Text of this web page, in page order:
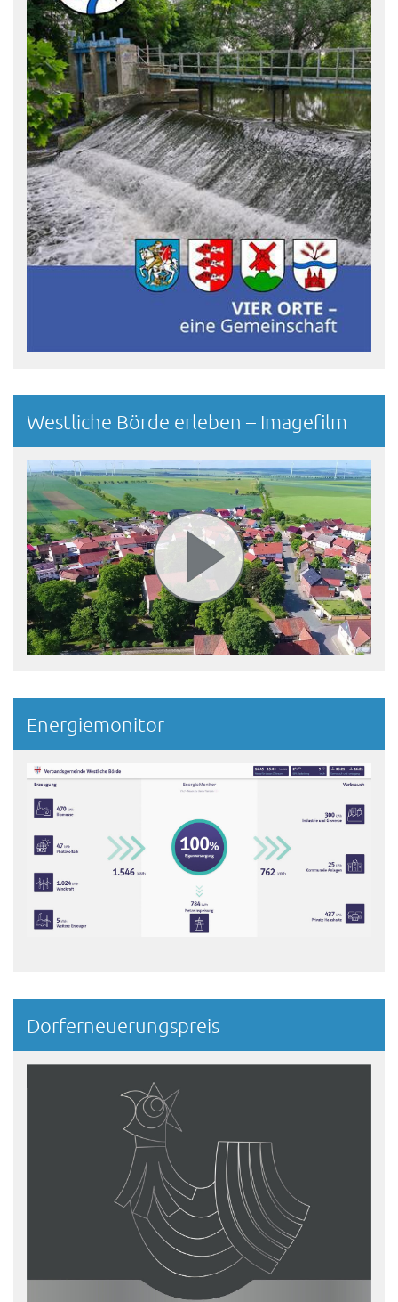
Westliche Börde erleben – Imagefilm
Energiemonitor
Dorferneuerungspreis